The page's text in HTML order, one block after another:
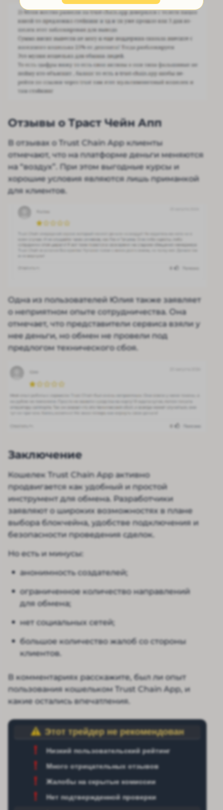
Отзывы о Траст Чейн Апп
В отзывах о Trust Chain App клиенты
отмечают, что на платформе деньги меняются
на “воздух”. При этом выгодные курсы и
хорошие условия являются лишь приманкой
для клиентов.
Одна из пользователей Юлия также заявляет
о неприятном опыте сотрудничества. Она
отмечает, что представители сервиса взяли у
нее деньги, но обмен не провели под
предлогом технического сбоя.
Заключение
Кошелек Trust Chain App активно
продвигается как удобный и простой
инструмент для обмена. Разработчики
заявляют о широких возможностях в плане
выбора блокчейна, удобстве подключения и
безопасности проведения сделок.
Но есть и минусы:
анонимность создателей;
ограниченное количество направлений
для обмена;
нет социальных сетей;
большое количество жалоб со стороны
клиентов.
В комментариях расскажите, был ли опыт
пользования кошельком Trust Chain App, и
какие остались впечатления.
Этот трейдер не рекомендован
Низкий пользовательский рейтинг
Много отрицательных отзывов
Жалобы на скрытые комиссии
Нет подтвержденной проверки